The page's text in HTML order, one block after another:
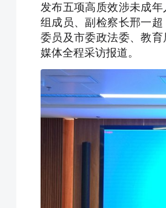
发布五项高质效涉未成
组成员、副检察长邢一
委员及市委政法委、教
媒体全程采访报道。